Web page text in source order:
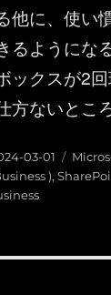
他に、使い
るようにな
ックスが2
方ないとこ
03-01
カ
テ
),